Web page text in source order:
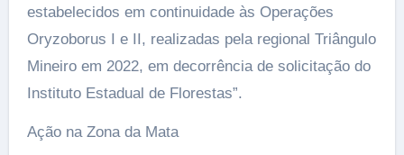
estabelecidos em continuidade às Operações
Oryzoborus I e II, realizadas pela regional Triângulo
Mineiro em 2022, em decorrência de solicitação do
Instituto Estadual de Florestas”.
Ação na Zona da Mata